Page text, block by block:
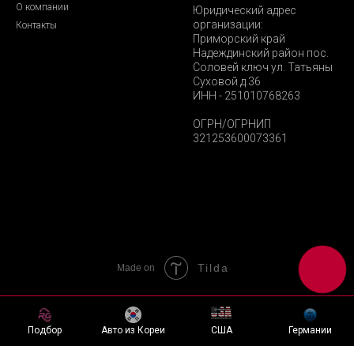
Подбор Авто из Кореи США Германии
О компании
Контакты
Юридический адрес
организации:
Приморский край
Надеждинский район пос.
Соловей ключ ул. Татьяны
Суховой д.36
ИНН - 251010768263
ОГРН/ОГРНИП
321253600073361
Made on Tilda